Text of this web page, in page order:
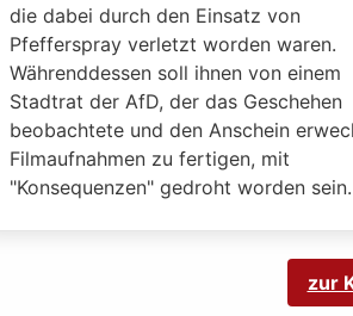
die dabei durch den Einsatz von
Pfefferspray verletzt worden waren.
Währenddessen soll ihnen von einem
Stadtrat der AfD, der das Geschehen
beobachtete und den Anschein
Filmaufnahmen zu fertigen, mit
"Konsequenzen" gedroht worden sein.
zur